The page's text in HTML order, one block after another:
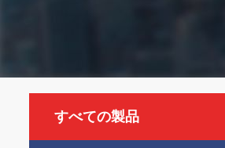
すべての製品